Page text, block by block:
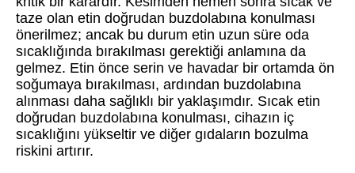
taze olan etin doğrudan buzdolabına konulması
önerilmez; ancak bu durum etin uzun süre oda
sıcaklığında bırakılması gerektiği anlamına da
gelmez. Etin önce serin ve havadar bir ortamda ön
soğumaya bırakılması, ardından buzdolabına
alınması daha sağlıklı bir yaklaşımdır. Sıcak etin
doğrudan buzdolabına konulması, cihazın iç
sıcaklığını yükseltir ve diğer gıdaların bozulma
riskini artırır.